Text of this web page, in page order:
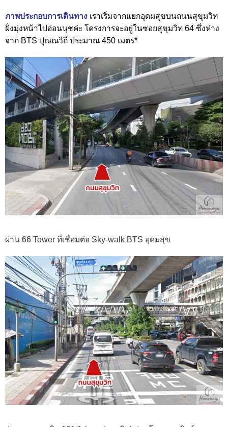
ภาพประกอบการเดินทาง เราเริ่มจากแยกอุดมสุขบนถนนสุขุมวิท
ฝั่งมุ่งหน้าไปอ่อนนุชค่ะ โครงการจะอยู่ในซอยสุขุมวิท 64 ซึ่งห่าง
จาก BTS ปุณณวิถี ประมาณ 450 เมตร*
ผ่าน 66 Tower ที่เชื่อมต่อ Sky-walk BTS อุดมสุข